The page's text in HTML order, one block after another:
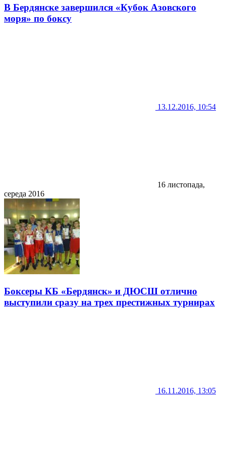
В Бердянске завершился «Кубок Азовского
моря» по боксу
13.12.2016, 10:54
16 листопада,
середа 2016
Боксеры КБ «Бердянск» и ДЮСШ отлично
выступили сразу на трех престижных турнирах
16.11.2016, 13:05